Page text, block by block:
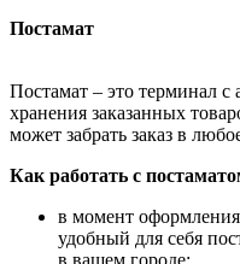
Постамат
Постамат – это терминал с
хранения заказанных
может забрать заказ в
Как работать с
в момент оформления
удобный для себя